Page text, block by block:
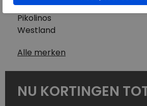
Mephisto
Pikolinos
Westland
Alle merken
NU KORTINGEN